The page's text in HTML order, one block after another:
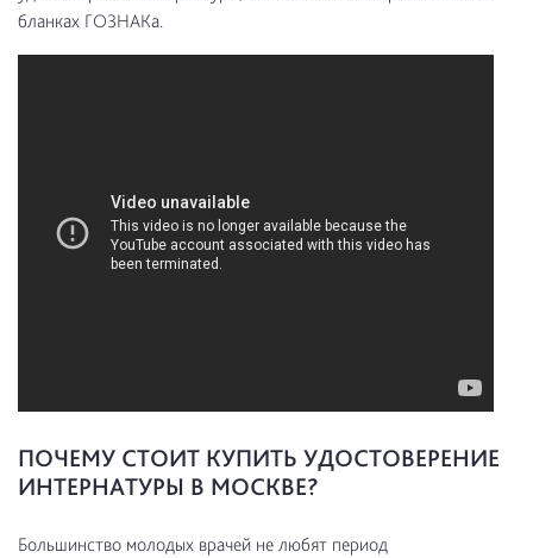
бланках ГОЗНАКа.
ПОЧЕМУ СТОИТ КУПИТЬ УДОСТОВЕРЕНИЕ
ИНТЕРНАТУРЫ В МОСКВЕ?
Большинство молодых врачей не любят период